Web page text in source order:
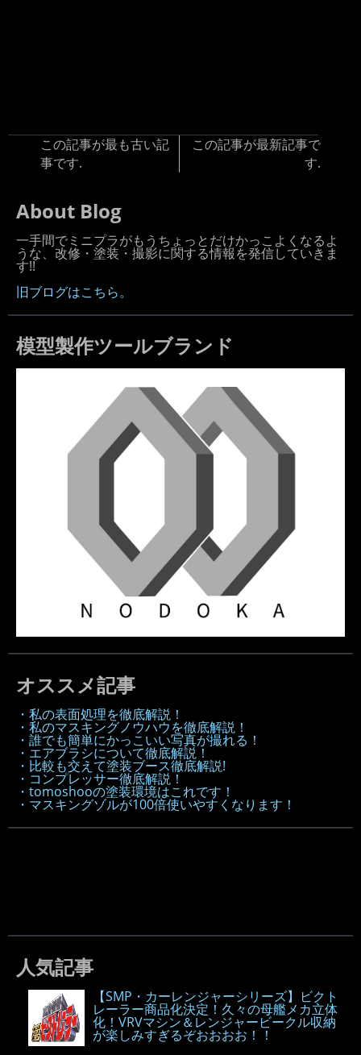
この記事が最も古い記
事です.
この記事が最新記事で
す.
About Blog
一手間でミニプラがもうちょっとだけかっこよくなるよ
うな、改修・塗装・撮影に関する情報を発信していきま
す!!
旧ブログはこちら。
模型製作ツールブランド
オススメ記事
・私の表面処理を徹底解説！
・私のマスキングノウハウを徹底解説！
・誰でも簡単にかっこいい写真が撮れる！
・エアブラシについて徹底解説！
・比較も交えて塗装ブース徹底解説!
・コンプレッサー徹底解説！
・tomoshooの塗装環境はこれです！
・マスキングゾルが100倍使いやすくなります！
人気記事
【SMP・カーレンジャーシリーズ】ビクト
レーラー商品化決定！久々の母艦メカ立体
化！VRVマシン＆レンジャービークル収納
が楽しみすぎるぞおおおお！！